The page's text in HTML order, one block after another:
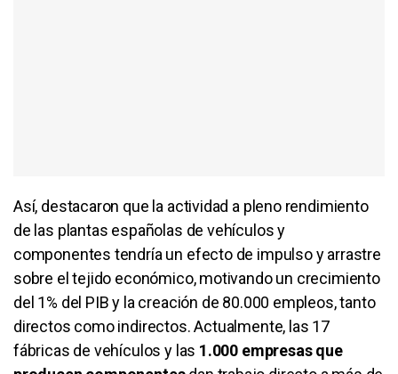
Así, destacaron que la actividad a pleno rendimiento
de las plantas españolas de vehículos y
componentes tendría un efecto de impulso y arrastre
sobre el tejido económico, motivando un crecimiento
del 1% del PIBy la creación de 80.000 empleos, tanto
directos como indirectos. Actualmente, las 17
fábricas de vehículos y las 1.000 empresas que